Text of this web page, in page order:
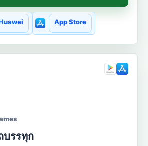
App Store
บรรทุก